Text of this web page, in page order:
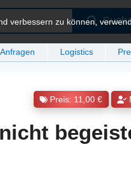
Anfragen Logistics
verbessern zu können,
Preis: 11,00 €